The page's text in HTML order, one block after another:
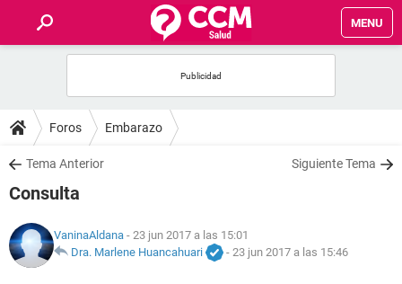
MENU
FOROS
SALUD
NUTRICIÓN
Foros Embarazo
Tema Anterior Siguiente Tema
Consulta
VaninaAldana - 23 jun 2017 a las 15:01
Dra. Marlene Huancahuari
- 23 jun 2017 a las 15:46